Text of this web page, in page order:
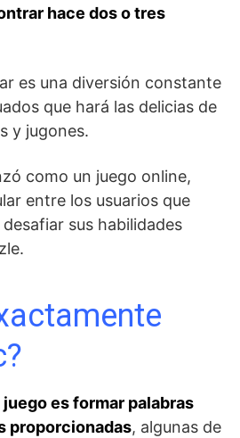
hace dos o tres
es una diversión constante
que hará las delicias de
y jugones.
como un juego online,
entre los usuarios que
sus habilidades
es formar palabras
proporcionadas, algunas de